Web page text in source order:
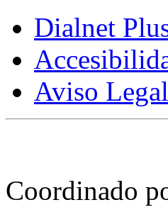
Dialnet
Aviso Legal
Coordinado